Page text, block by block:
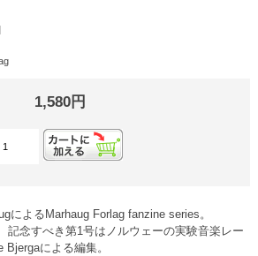
1,580円
によるMarhaug Forlag fanzine series。
記念すべき第1号はノルウェーの実験音楽レー
による編集。